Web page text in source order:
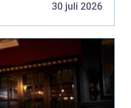
30 juli 2026